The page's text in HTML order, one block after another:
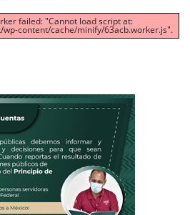
failed: "Cannot load script at:
content/cache/minify/63acb.worker.js".